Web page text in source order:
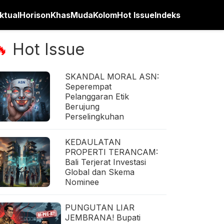
HorisonKhasMudaKolomHot IssueIndeks
Hot Issue
SKANDAL MORAL ASN:
Seperempat
Pelanggaran Etik
Berujung
Perselingkuhan
KEDAULATAN
PROPERTI TERANCAM:
Bali Terjerat Investasi
Global dan Skema
Nominee
PUNGUTAN LIAR
JEMBRANA! Bupati